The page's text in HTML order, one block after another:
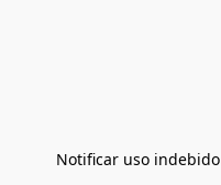
Notificar uso indebido